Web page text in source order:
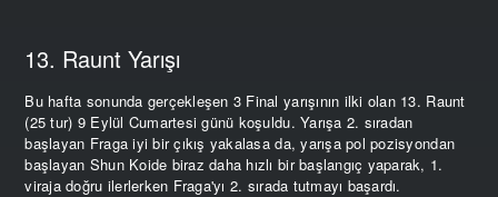
13. Raunt Yarışı
Bu hafta sonunda gerçekleşen 3 Final yarışının ilki olan 13. Raunt
(25 tur) 9 Eylül Cumartesi günü koşuldu. Yarışa 2. sıradan
başlayan Fraga iyi bir çıkış yakalasa da, yarışa pol pozisyondan
başlayan Shun Koide biraz daha hızlı bir başlangıç yaparak, 1.
viraja doğru ilerlerken Fraga'yı 2. sırada tutmayı başardı.